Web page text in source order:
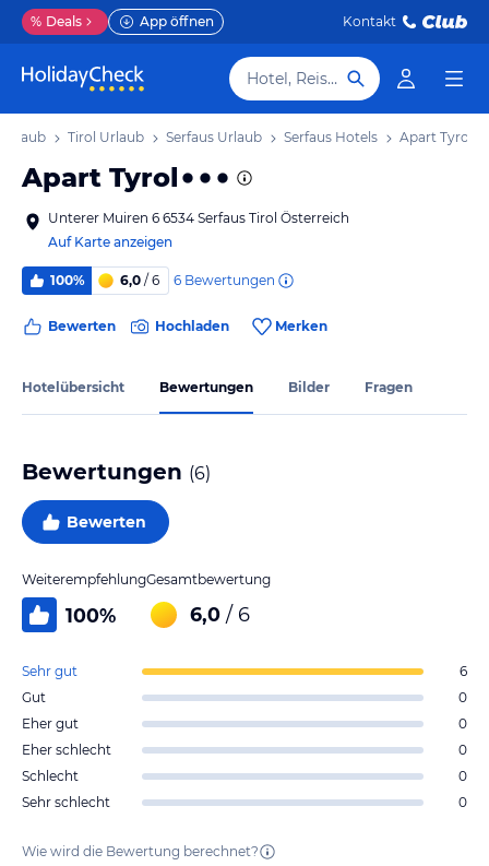
% Deals App öffnen Kontakt
Hotel, Reiseziel
Tirol Urlaub Serfaus Urlaub Serfaus Hotels Apart Tyrol
Apart Tyrol
Unterer Muiren 6 6534 Serfaus Tirol Österreich
Auf Karte anzeigen
100% 6,0 / 6 6 Bewertungen
Bewerten Hochladen Merken
Hotelübersicht Bewertungen Bilder Fragen
Bewertungen (6)
Bewerten
Weiterempfehlung
100%
Gesamtbewertung
6,0 / 6
Sehr gut
6
Gut
0
Eher gut
0
Eher schlecht
0
Schlecht
0
Sehr schlecht
0
Wie wird die Bewertung berechnet?